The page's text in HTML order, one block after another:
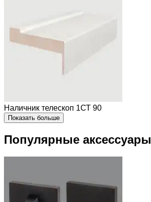
Наличник телескоп 1СТ 90
Показать больше
Популярные аксессуары